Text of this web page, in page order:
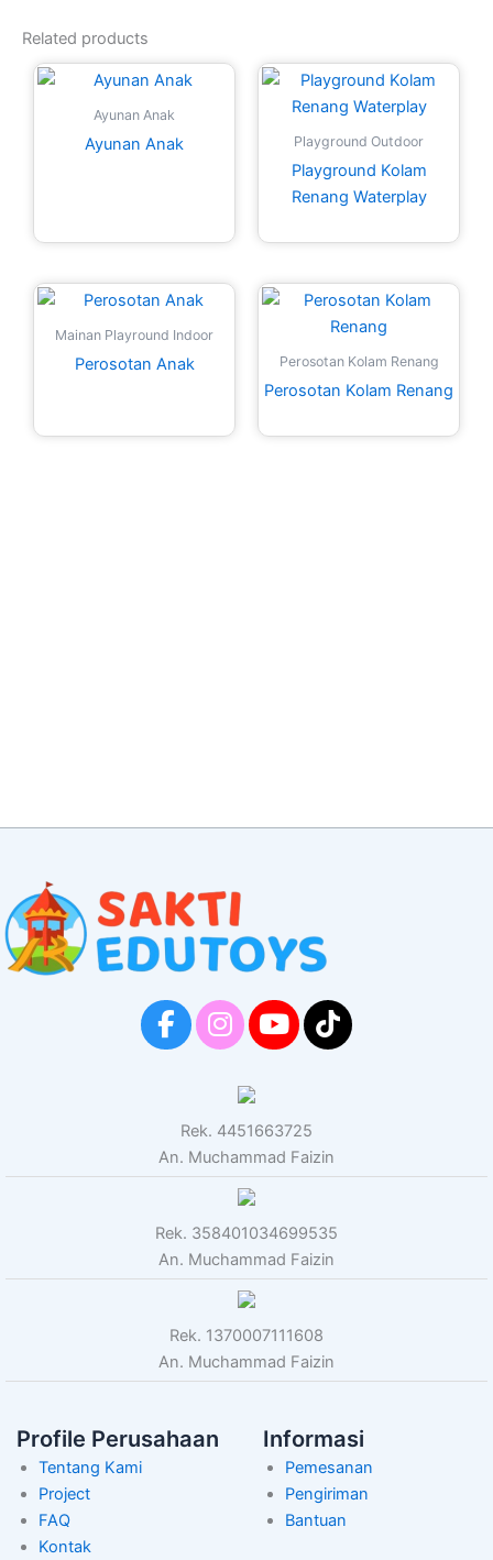
Related products
Ayunan Anak
Ayunan Anak Playground Outdoor
Playground Kolam
Renang Waterplay
Mainan Playround Indoor
Perosotan Anak Perosotan Kolam Renang
Perosotan Kolam Renang
Rek. 4451663725
An. Muchammad Faizin
Rek. 358401034699535
An. Muchammad Faizin
Rek. 1370007111608
An. Muchammad Faizin
Profile Perusahaan
Tentang Kami
Project
FAQ
Kontak
Informasi
Pemesanan
Pengiriman
Bantuan